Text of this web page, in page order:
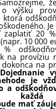
výšku
zaplatiť 20
10 000
na províziu
na
Dojednanie
je
a
každá
mať